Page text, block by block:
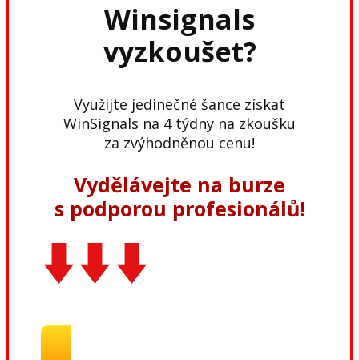
Winsignals
vyzkoušet?
Využijte jedinečné šance získat
WinSignals na 4 týdny na zkoušku
za zvýhodněnou cenu!
Vydělávejte na burze
s podporou profesionálů!